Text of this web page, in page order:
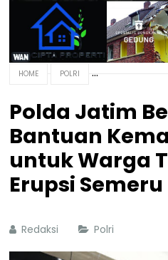
HOME POLRI
Polda Jatim
Bantuan
untuk Warga
Erupsi Semeru
Redaksi Polri